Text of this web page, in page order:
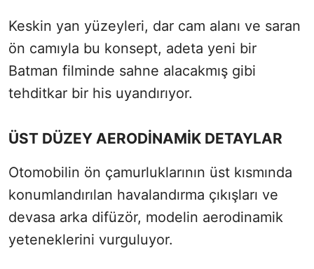
Keskin yan yüzeyleri, dar cam alanı ve saran
ön camıyla bu konsept, adeta yeni bir
Batman filminde sahne alacakmış gibi
tehditkar bir his uyandırıyor.
ÜST DÜZEY AERODİNAMİK DETAYLAR
Otomobilin ön çamurluklarının üst kısmında
konumlandırılan havalandırma çıkışları ve
devasa arka difüzör, modelin aerodinamik
yeteneklerini vurguluyor.